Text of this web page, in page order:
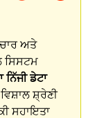
ਅਤੇ
ਸਿਸਟਮ
ਨਿੱਜੀ ਡੇਟਾ
ਸ਼੍ਰੇਣੀ
ਸਹਾਇਤਾ